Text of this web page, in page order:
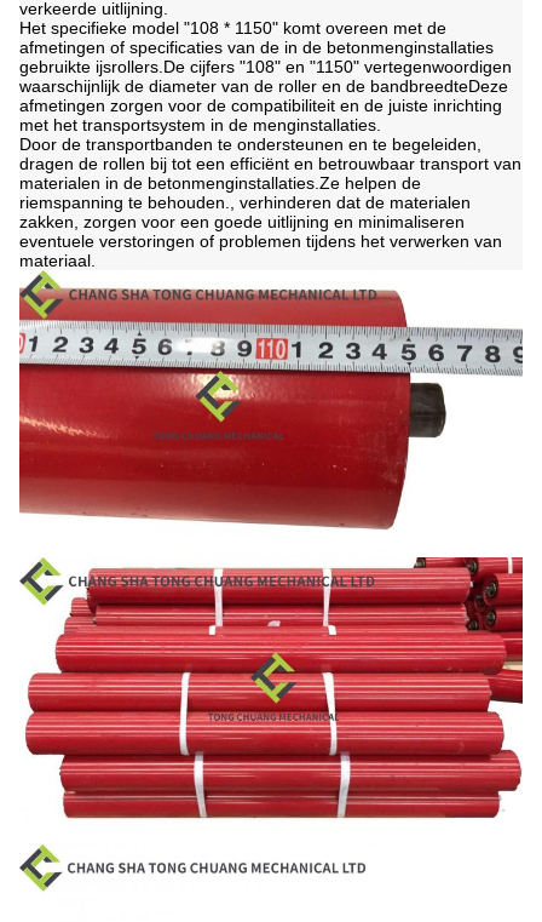
verkeerde uitlijning.
Het specifieke model "108 * 1150" komt overeen met de
afmetingen of specificaties van de in de betonmenginstallaties
gebruikte ijsrollers.De cijfers "108" en "1150" vertegenwoordigen
waarschijnlijk de diameter van de roller en de bandbreedteDeze
afmetingen zorgen voor de compatibiliteit en de juiste inrichting
met het transportsystem in de menginstallaties.
Door de transportbanden te ondersteunen en te begeleiden,
dragen de rollen bij tot een efficiënt en betrouwbaar transport van
materialen in de betonmenginstallaties.Ze helpen de
riemspanning te behouden., verhinderen dat de materialen
zakken, zorgen voor een goede uitlijning en minimaliseren
eventuele verstoringen of problemen tijdens het verwerken van
materiaal.